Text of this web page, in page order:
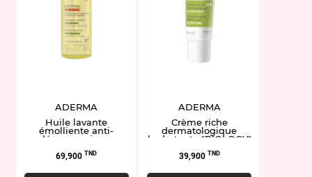
ADERMA
Huile lavante
émolliente anti-
démangeaisons
500ML
Prix
69,900 TND
ADERMA
Crème riche
dermatologique
hydratante "BIOLOGY"
Prix
39,900 TND